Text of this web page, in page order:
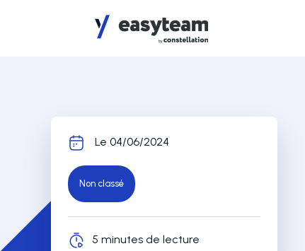
Le 04/06/2024
Non classé
5 minutes de lecture